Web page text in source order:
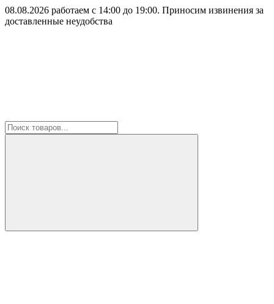
08.08.2026 работаем с 14:00 до 19:00. Приносим извинения за
доставленные неудобства